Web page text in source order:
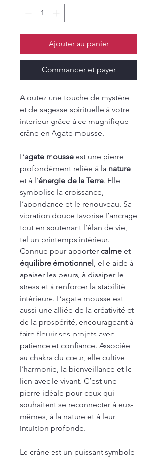
Ajouter au panier
Commander et payer
Ajoutez une touche de mystère
et de sagesse spirituelle à votre
interieur grâce à ce magnifique
crâne en Agate mousse.
L’agate mousse est une pierre
profondément reliée à la nature
et à l’énergie de la Terre. Elle
symbolise la croissance,
l’abondance et le renouveau. Sa
vibration douce favorise l’ancrage
tout en soutenant l’élan de vie,
tel un printemps intérieur.
Connue pour apporter calme et
équilibre émotionnel, elle aide à
apaiser les peurs, à dissiper le
stress et à renforcer la stabilité
intérieure. L’agate mousse est
aussi une alliée de la créativité et
de la prospérité, encourageant à
faire fleurir ses projets avec
patience et confiance. Associée
au chakra du cœur, elle cultive
l’harmonie, la bienveillance et le
lien avec le vivant. C’est une
pierre idéale pour ceux qui
souhaitent se reconnecter à eux-
mêmes, à la nature et à leur
intuition profonde.
Le crâne est un puissant symbole